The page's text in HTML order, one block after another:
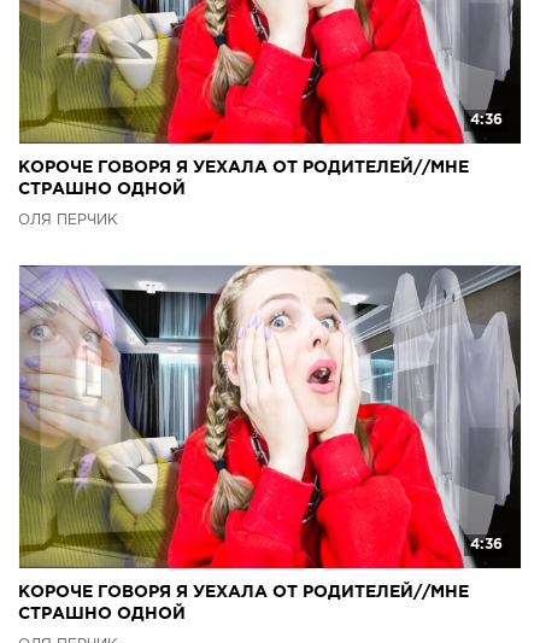
4:36
КОРОЧЕ ГОВОРЯ Я УЕХАЛА ОТ РОДИТЕЛЕЙ//МНЕ
СТРАШНО ОДНОЙ
ОЛЯ ПЕРЧИК
4:36
КОРОЧЕ ГОВОРЯ Я УЕХАЛА ОТ РОДИТЕЛЕЙ//МНЕ
СТРАШНО ОДНОЙ